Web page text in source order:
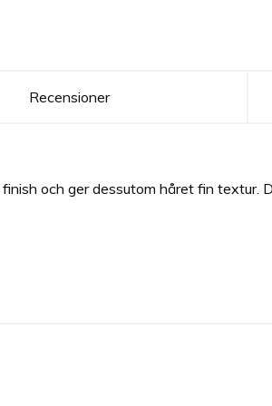
Recensioner
och ger dessutom håret fin textur.